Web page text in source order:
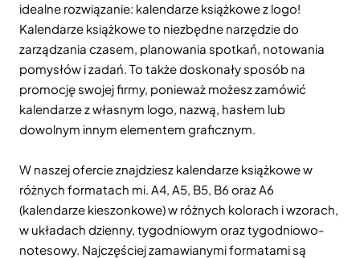
idealne rozwiązanie: kalendarze książkowe z logo!
Kalendarze książkowe to niezbędne narzędzie do
zarządzania czasem, planowania spotkań, notowania
pomysłów i zadań. To także doskonały sposób na
promocję swojej firmy, ponieważ możesz zamówić
kalendarze z własnym logo, nazwą, hasłem lub
dowolnym innym elementem graficznym.
W naszej ofercie znajdziesz kalendarze książkowe w
różnych formatach mi. A4, A5, B5, B6 oraz A6
(kalendarze kieszonkowe) w różnych kolorach i wzorach,
w układach dzienny, tygodniowym oraz tygodniowo-
notesowy. Najczęściej zamawianymi formatami są